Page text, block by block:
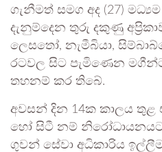
ගැනීමත් සමග අද (27) මධ්‍යම
දැනුම්දෙන තුරු දකුණු
ලෙසතෝ, නැමීබියා,
රටවල සිට පැමිණෙන
තහනම් කර තිබේ.
අවසන් දින 14ක කාලය
හෝ සිටී නම්
ගුවන් සේවා අධිකාරිය